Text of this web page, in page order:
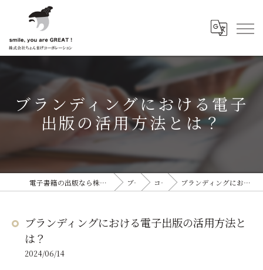
ブランディングにおける電子
出版の活用方法とは？
電子書籍の出版なら株式会社ちょんまげコーポレーション ブログ コラム ブランディングにおける電子出版の活用方法とは？
ブランディングにおける電子出版の活用方法と
は？
2024/06/14